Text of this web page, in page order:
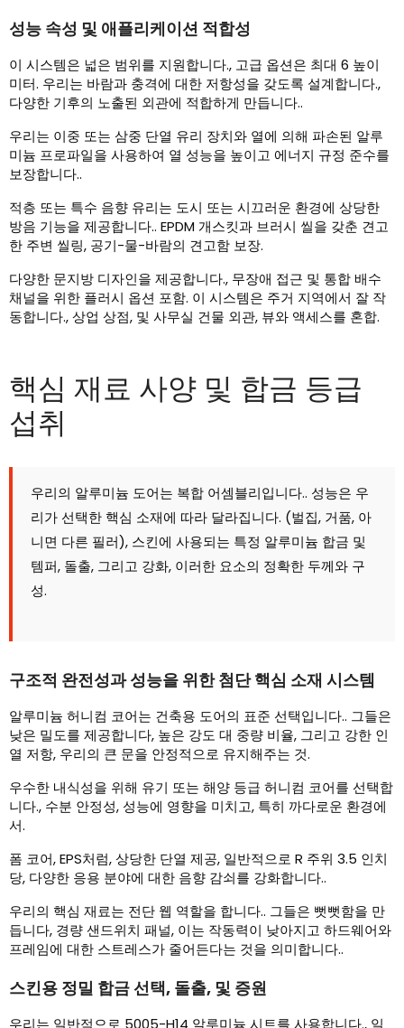
성능 속성 및 애플리케이션 적합성
이 시스템은 넓은 범위를 지원합니다., 고급 옵션은 최대 6 높이
미터. 우리는 바람과 충격에 대한 저항성을 갖도록 설계합니다.,
다양한 기후의 노출된 외관에 적합하게 만듭니다..
우리는 이중 또는 삼중 단열 유리 장치와 열에 의해 파손된 알루
미늄 프로파일을 사용하여 열 성능을 높이고 에너지 규정 준수를
보장합니다..
적층 또는 특수 음향 유리는 도시 또는 시끄러운 환경에 상당한
방음 기능을 제공합니다.. EPDM 개스킷과 브러시 씰을 갖춘 견고
한 주변 씰링, 공기-물-바람의 견고함 보장.
다양한 문지방 디자인을 제공합니다., 무장애 접근 및 통합 배수
채널을 위한 플러시 옵션 포함. 이 시스템은 주거 지역에서 잘 작
동합니다., 상업 상점, 및 사무실 건물 외관, 뷰와 액세스를 혼합.
핵심 재료 사양 및 합금 등급
섭취
우리의 알루미늄 도어는 복합 어셈블리입니다.. 성능은 우
리가 선택한 핵심 소재에 따라 달라집니다. (벌집, 거품, 아
니면 다른 필러), 스킨에 사용되는 특정 알루미늄 합금 및
템퍼, 돌출, 그리고 강화, 이러한 요소의 정확한 두께와 구
성.
구조적 완전성과 성능을 위한 첨단 핵심 소재 시스템
알루미늄 허니컴 코어는 건축용 도어의 표준 선택입니다.. 그들은
낮은 밀도를 제공합니다, 높은 강도 대 중량 비율, 그리고 강한 인
열 저항, 우리의 큰 문을 안정적으로 유지해주는 것.
우수한 내식성을 위해 유기 또는 해양 등급 허니컴 코어를 선택합
니다., 수분 안정성, 성능에 영향을 미치고, 특히 까다로운 환경에
서.
폼 코어, EPS처럼, 상당한 단열 제공, 일반적으로 R 주위 3.5 인치
당, 다양한 응용 분야에 대한 음향 감쇠를 강화합니다..
우리의 핵심 재료는 전단 웹 역할을 합니다.. 그들은 뻣뻣함을 만
듭니다, 경량 샌드위치 패널, 이는 작동력이 낮아지고 하드웨어와
프레임에 대한 스트레스가 줄어든다는 것을 의미합니다..
스킨용 정밀 합금 선택, 돌출, 및 증원
우리는 일반적으로 5005-H14 알루미늄 시트를 사용합니다., 일